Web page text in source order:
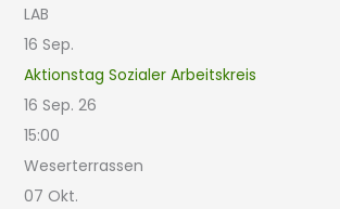
LAB
16 Sep.
Aktionstag Sozialer Arbeitskreis
16 Sep. 26
15:00
Weserterrassen
07 Okt.